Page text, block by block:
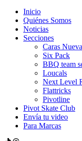
Inicio
Quiénes Somos
Noticias
Secciones
Caras
Six Pack
BBQ team
Loucals
Next Level
Flattricks
Pivotline
Pivot Skate Club
Envía tu video
Para Marcas